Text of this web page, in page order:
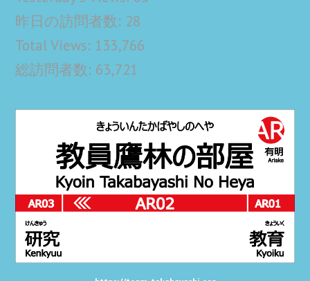
昨日の訪問者数: 28
Total Views: 133,766
総訪問者数: 63,721